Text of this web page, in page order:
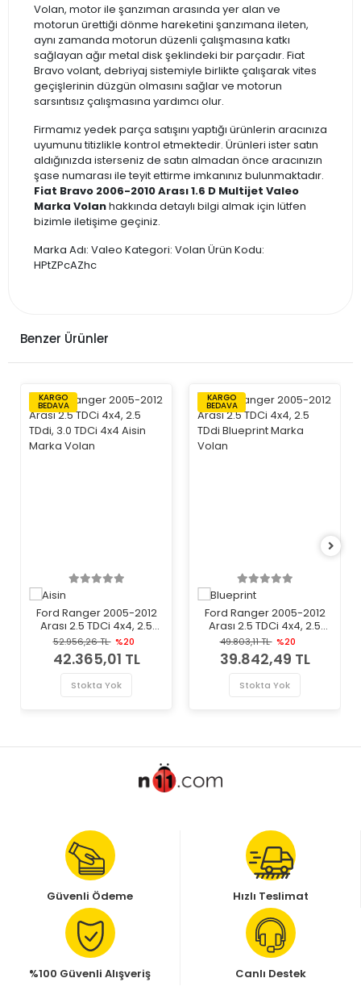
Volan, motor ile şanzıman arasında yer alan ve
motorun ürettiği dönme hareketini şanzımana ileten,
aynı zamanda motorun düzenli çalışmasına katkı
sağlayan ağır metal disk şeklindeki bir parçadır. Fiat
Bravo volant, debriyaj sistemiyle birlikte çalışarak vites
geçişlerinin düzgün olmasını sağlar ve motorun
sarsıntısız çalışmasına yardımcı olur.
Firmamız yedek parça satışını yaptığı ürünlerin aracınıza
uyumunu titizlikle kontrol etmektedir. Ürünleri ister satın
aldığınızda isterseniz de satın almadan önce aracınızın
şase numarası ile teyit ettirme imkanınız bulunmaktadır.
Fiat Bravo 2006-2010 Arası 1.6 D Multijet Valeo
Marka Volanhakkında detaylı bilgi almak için lütfen
bizimle iletişime geçiniz.
Marka Adı: Valeo Kategori: Volan Ürün Kodu:
HPtZPcAZhc
Benzer Ürünler
KARGO
BEDAVA
Ford Ranger 2005-2012
Arası 2.5 TDCi 4x4, 2.5
TDdi, 3.0 TDCi 4x4 Aisin
Marka Volan
52.956,26 TL %20
42.365,01 TL
Stokta Yok
KARGO
BEDAVA
Ford Ranger 2005-2012
Arası 2.5 TDCi 4x4, 2.5
TDdi Blueprint Marka
Volan
49.803,11 TL %20
39.842,49 TL
Stokta Yok
Güvenli Ödeme Hızlı Teslimat
%100 Güvenli Alışveriş Canlı Destek